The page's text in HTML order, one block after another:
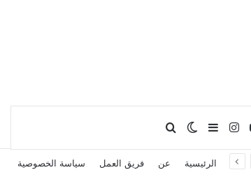
يوتيوبانستقرامإضافة عمود جانبي
الوضع المظلم
بحث عن
الرئيسية عن فريق العمل سياسة الخصوصية